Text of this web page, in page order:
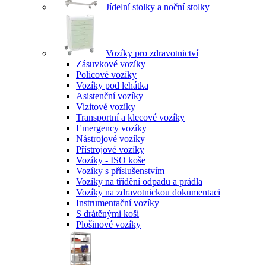
Jídelní stolky a noční stolky
Vozíky pro zdravotnictví
Zásuvkové vozíky
Policové vozíky
Vozíky pod lehátka
Asistenční vozíky
Vizitové vozíky
Transportní a klecové vozíky
Emergency vozíky
Nástrojové vozíky
Přístrojové vozíky
Vozíky - ISO koše
Vozíky s příslušenstvím
Vozíky na třídění odpadu a prádla
Vozíky na zdravotnickou dokumentaci
Instrumentační vozíky
S drátěnými koši
Plošinové vozíky